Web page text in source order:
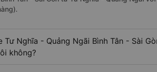
Tư Nghĩa - Quảng Ngãi Bình Tân - Sài
không?